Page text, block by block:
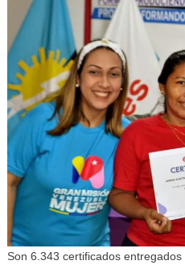
Son 6.343 certificados